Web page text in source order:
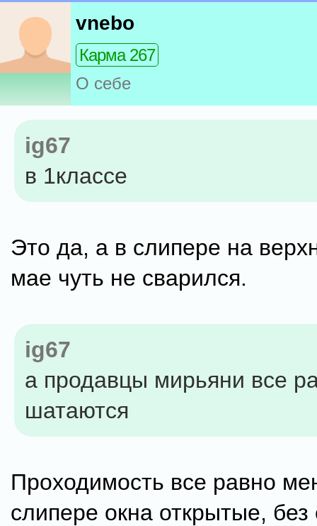
vnebo
Карма 267
О себе
ig67
в 1классе
Это да, а в слипере на
мае чуть не сварился.
ig67
а продавцы мирьяни все
шатаются
Проходимость все равно
слипере окна открытые, без